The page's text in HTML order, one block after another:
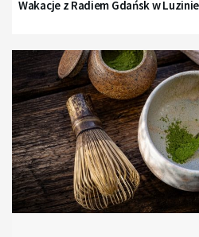
Wakacje z Radiem Gdańsk w Luzinie